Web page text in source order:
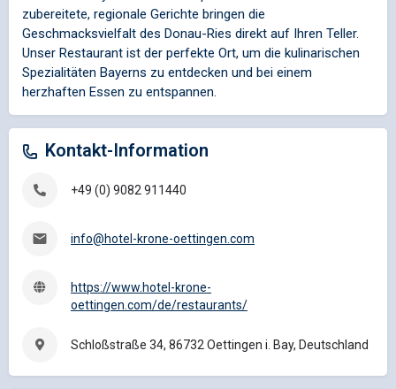
zubereitete, regionale Gerichte bringen die
Geschmacksvielfalt des Donau-Ries direkt auf Ihren Teller.
Unser Restaurant ist der perfekte Ort, um die kulinarischen
Spezialitäten Bayerns zu entdecken und bei einem
herzhaften Essen zu entspannen.
Kontakt-Information
+49 (0) 9082 911440
info@hotel-krone-oettingen.com
https://www.hotel-krone-
oettingen.com/de/restaurants/
Schloßstraße 34, 86732 Oettingen i. Bay, Deutschland